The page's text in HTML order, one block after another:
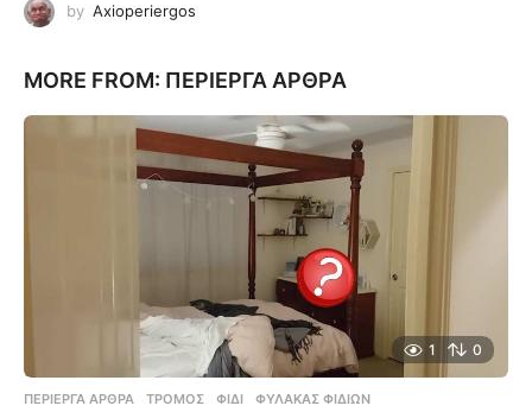
by Axioperiergos
MORE FROM: ΠΕΡΊΕΡΓΑ ΆΡΘΡΑ
1 0
ΠΕΡΊΕΡΓΑ ΆΡΘΡΑ ΤΡΌΜΟΣ ,ΦΊΔΙ ,ΦΎΛΑΚΑΣ ΦΙΔΙΏΝ